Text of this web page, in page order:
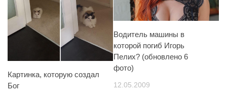
Картинка, которую создал
Бог
Водитель машины в
которой погиб Игорь
Пелих? (обновлено 6
фото)
12.05.2009